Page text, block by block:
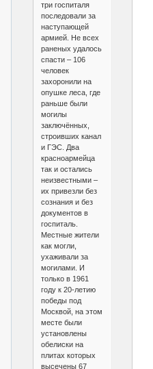
три госпиталя
последовали за
наступающей
армией. Не всех
раненых удалось
спасти – 106
человек
захоронили на
опушке леса, где
раньше были
могилы
заключённых,
строивших канал
и ГЭС. Два
красноармейца
так и остались
неизвестными –
их привезли без
сознания и без
документов в
госпиталь.
Местные жители
как могли,
ухаживали за
могилами. И
только в 1961
году к 20-летию
победы под
Москвой, на этом
месте были
установлены
обелиски на
плитах которых
высечены 67